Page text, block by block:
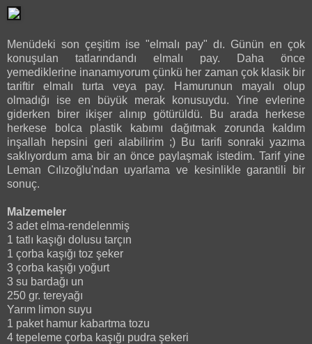
Menüdeki son çeşitim ise "elmalı pay" dı. Günün en çok
konuşulan tatlarındandı elmalı pay. Daha önce
yemediklerine inanamıyorum çünkü her zaman çok klasik bir
tariftir elmalı turta veya pay. Hamurunun mayalı olup
olmadığı ise en büyük merak konusuydu. Yine evlerine
giderken birer ikişer alınıp götürüldü. Bu arada herkese
herkese bolca plastik kabımı dağıtmak zorunda kaldım
inşallah hepsini geri alabilirim ;) Bu tarifi sonraki yazıma
saklıyordum ama bir an önce paylaşmak istedim. Tarif yine
Leman Cılızoğlu'ndan uyarlama ve kesinlikle garantili bir
sonuç.
Malzemeler
3 adet elma-rendelenmiş
1 tatlı kaşığı dolusu tarçın
1 çorba kaşığı toz şeker
3 çorba kaşığı yoğurt
3 su bardağı un
250 gr. tereyağı
Yarım limon suyu
1 paket hamur kabartma tozu
4 tepeleme çorba kaşığı pudra şekeri